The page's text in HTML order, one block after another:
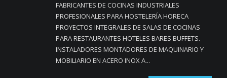
FABRICANTES DE COCINAS INDUSTRIALES
PROFESIONALES PARA HOSTELERÍA HORECA
PROYECTOS INTEGRALES DE SALAS DE COCINAS
PARA RESTAURANTES HOTELES BARES BUFFETS.
INSTALADORES MONTADORES DE MAQUINARIO Y
MOBILIARIO EN ACERO INOX A...